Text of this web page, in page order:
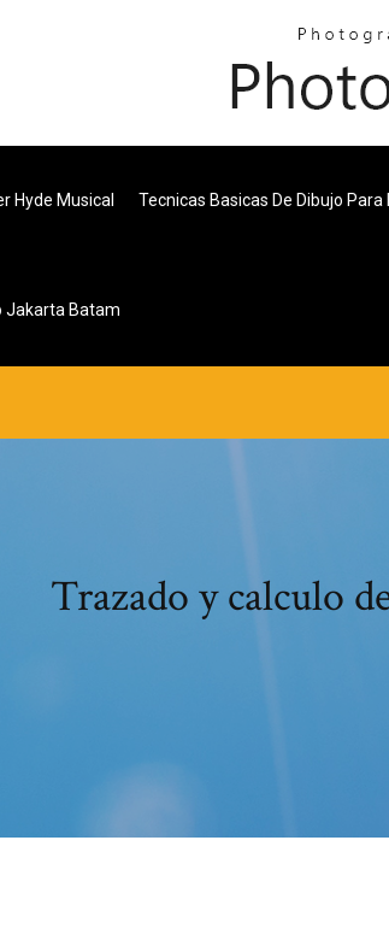
Hyde Musical Tecnicas Basicas De Dibujo
Jakarta Batam
Trazado y calculo